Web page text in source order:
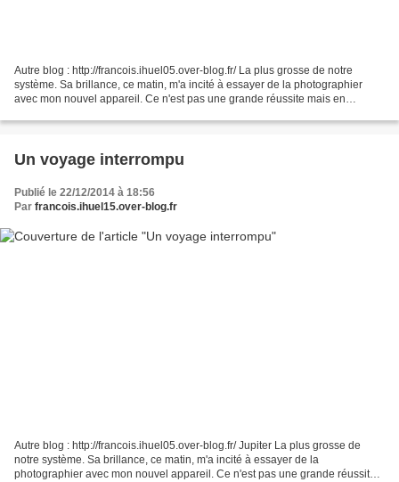
Autre blog : http://francois.ihuel05.over-blog.fr/ La plus grosse de notre
système. Sa brillance, ce matin, m'a incité à essayer de la photographier
avec mon nouvel appareil. Ce n'est pas une grande réussite mais en
Un voyage interrompu
Publié le 22/12/2014 à 18:56
Par francois.ihuel15.over-blog.fr
Autre blog : http://francois.ihuel05.over-blog.fr/ Jupiter La plus grosse de
notre système. Sa brillance, ce matin, m'a incité à essayer de la
photographier avec mon nouvel appareil. Ce n'est pas une grande réussite